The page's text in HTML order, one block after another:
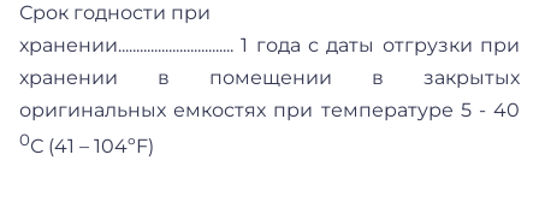
Срок годности при
хранении................................ 1 года с даты отгрузки при
хранении в помещении в закрытых
оригинальных емкостях при температуре 5 - 40
0С (41 – 104ºF)